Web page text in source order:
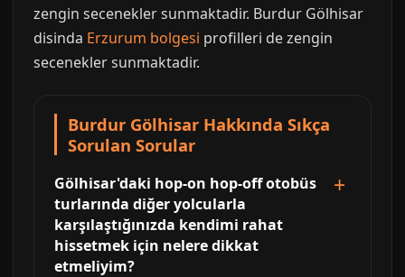
zengin secenekler sunmaktadir. Burdur Gölhisar
disinda Erzurum bolgesi profilleri de zengin
secenekler sunmaktadir.
Burdur Gölhisar Hakkında Sıkça
Sorulan Sorular
Gölhisar'daki hop-on hop-off otobüs
turlarında diğer yolcularla
karşılaştığınızda kendimi rahat
hissetmek için nelere dikkat
etmeliyim?